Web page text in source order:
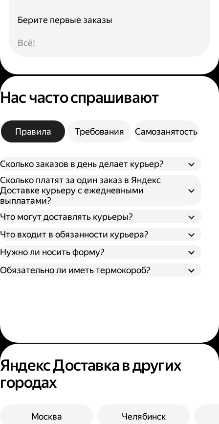
Берите первые заказы
Всё!
Нас часто спрашивают
Правила Требования Самозанятость
Сколько заказов в день делает курьер?
Сколько платят за один заказ в Яндекс
Доставке курьеру с ежедневными
выплатами?
Что могут доставлять курьеры?
Что входит в обязанности курьера?
Нужно ли носить форму?
Обязательно ли иметь термокороб?
Яндекс Доставка в других
городах
Москва Челябинск